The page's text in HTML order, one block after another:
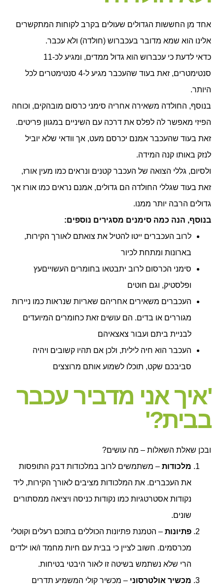
אחד מן החששות הגדולים שעולים בקרב לקוחות המתקשרים
אלינו הוא שמא מדובר בעכברוש (חולדה) ולא עכבר.
כדאי לדעת כי עכברוש הוא גדול ממדים, ומגיע לכ-11
סנטימטרים, זאת בעוד שהעכבר מגיע ל-4 סנטימטרים לכל
היותר.
בנוסף, החולדה משאירה אחריה סימני כרסום מובהקים, וכוחה
הפיזי מאפשר לה לפלס את דרכה עם השיניים במגוון פריטים.
זאת בעוד שהעכבר אמנם יכרסם מעט, אך וודאי שלא יוביל
לנזק באותו קנה המידה.
ולסיום, גללי הצואה של העכבר קטנים ונראים כמו מעין אורז,
זאת בעוד שגללי החולדה הם גדולים, אמנם נראים כמו אורז אך
גדולים הרבה יותר ממנו.
בנוסף, הנה כמה סימנים מסגירים נוספים:
לרוב העכברים ייטו להטיל את צואתם לאורך הקירות,
בארונות ומתחת לכיור
סימני הכרסום לרוב יתבטאו בחומרים העשוייםעץ
ופלסטיק, וגם חוטים
העכברים משאירים אחריהם שאריות שנראות כמו ניירות
מגוררים או בדים. הם עושים זאת כחומרים המיועדים
לבניית ביתם ועבור צאצאיהם
העכבר הוא חיה לילית, ולכן אם תהיו קשובים ויהיה
סביבכם שקט, תוכלו לשמוע אותם מרוצצים
'איך אני מדביר עכבר
בבית?'
ובכן שאלת השאלות – מה עושים?
מלכודות – משתמשים לרוב במלכודות דבק התופסות
את העכברים. את המלכודות מציבים לאורך הקירות, ליד
נקודות אסטרטגיות כמו נקודות כניסה ויציאה ממסתורים
שונים.
פתיונות – הטמנת פתיונות הכוללים בתוכם רעלים וקוטלי
מכרסמים. חשוב לציין כי בבית עם חיות מחמד ו/או ילדים
הרי שלא נשתמש בשיטה זו לאור היבטי בטיחות.
מכשיר אולטרסוני – מכשיר קולי המשמיע תדרים